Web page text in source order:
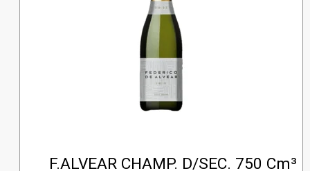
F.ALVEAR CHAMP. D/SEC. 750 Cm³